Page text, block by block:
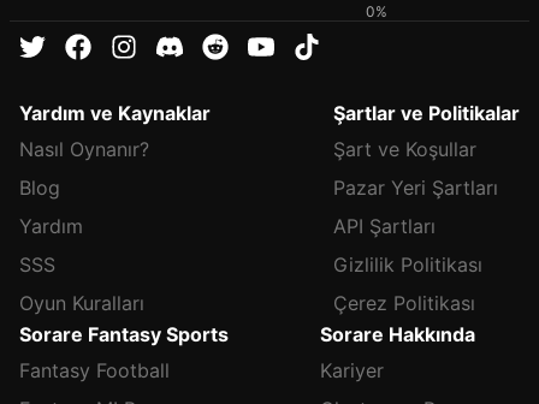
0%
Yardım ve Kaynaklar
Nasıl Oynanır?
Blog
Yardım
SSS
Oyun Kuralları
Şartlar ve Politikalar
Şart ve Koşullar
Pazar Yeri Şartları
API Şartları
Gizlilik Politikası
Çerez Politikası
Sorare Fantasy Sports
Fantasy Football
Sorare Hakkında
Kariyer